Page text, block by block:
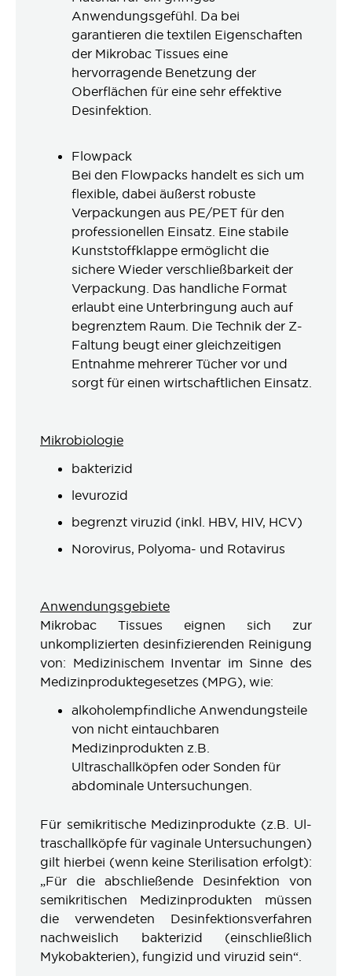
Anwendungsgefühl. Da bei
garantieren die textilen Eigenschaften
der Mikrobac Tissues eine
hervorragende Benetzung der
Oberflächen für eine sehr effektive
Desinfektion.
Flowpack
Bei den Flowpacks handelt es sich um
flexible, dabei äußerst robuste
Verpackungen aus PE/PET für den
professionellen Einsatz. Eine stabile
Kunststoffklappe ermöglicht die
sichere Wieder verschließbarkeit der
Verpackung. Das handliche Format
erlaubt eine Unterbringung auch auf
begrenztem Raum. Die Technik der Z-
Faltung beugt einer gleichzeitigen
Entnahme mehrerer Tücher vor und
sorgt für einen wirtschaftlichen Einsatz.
Mikrobiologie
bakterizid
levurozid
begrenzt viruzid (inkl. HBV, HIV, HCV)
Norovirus, Polyoma- und Rotavirus
Anwendungsgebiete
Mikrobac Tissues eignen sich zur
unkomplizierten desinfizierenden Reinigung
von: Medizinischem Inventar im Sinne des
Medizinproduktegesetzes (MPG), wie:
alkoholempfindliche Anwendungsteile
von nicht eintauchbaren
Medizinprodukten z.B.
Ultraschallköpfen oder Sonden für
abdominale Untersuchungen.
Für semikritische Medizinprodukte (z.B. Ul-
traschallköpfe für vaginale Untersuchungen)
gilt hierbei (wenn keine Sterilisation erfolgt):
„Für die abschließende Desinfektion von
semikritischen Medizinprodukten müssen
die verwendeten Desinfektionsverfahren
nachweislich bakterizid (einschließlich
Mykobakterien), fungizid und viruzid sein“.